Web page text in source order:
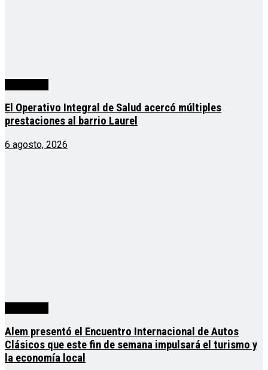
El Operativo Integral de Salud acercó múltiples
prestaciones al barrio Laurel
6 agosto, 2026
Alem presentó el Encuentro Internacional de Autos
Clásicos que este fin de semana impulsará el turismo y
la economía local